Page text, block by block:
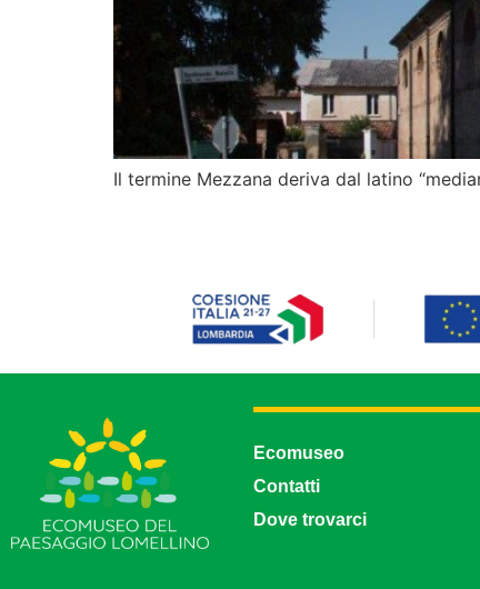
Il termine Mezzana deriva dal latino
Ecomuseo
Contatti
Dove trovarci